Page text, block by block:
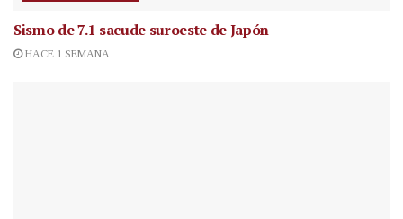
Sismo de 7.1 sacude suroeste de Japón
HACE 1 SEMANA